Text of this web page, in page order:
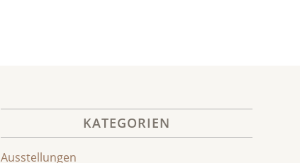
KATEGORIEN
Ausstellungen